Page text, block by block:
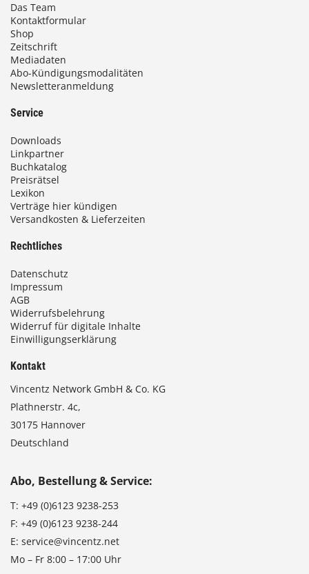
€
Das Team
Kontaktformular
Shop
Zeitschrift
Mediadaten
Abo-Kündigungsmodalitäten
Newsletteranmeldung
Service
Downloads
Linkpartner
Buchkatalog
Preisrätsel
Lexikon
Verträge hier kündigen
Versandkosten & Lieferzeiten
Rechtliches
Datenschutz
Impressum
AGB
Widerrufsbelehrung
Widerruf für digitale Inhalte
Einwilligungserklärung
Kontakt
Vincentz Network GmbH & Co. KG
Plathnerstr. 4c,
30175 Hannover
Deutschland
Abo, Bestellung & Service:
T: +49 (0)6123 9238-253
F: +49 (0)6123 9238-244
E: service@vincentz.net
Mo – Fr 8:00 – 17:00 Uhr